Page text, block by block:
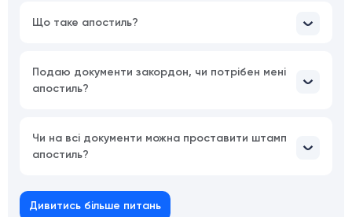
Що таке апостиль?
Подаю документи закордон, чи потрібен мені
апостиль?
Чи на всі документи можна проставити штамп
апостиль?
Дивитись більше питань